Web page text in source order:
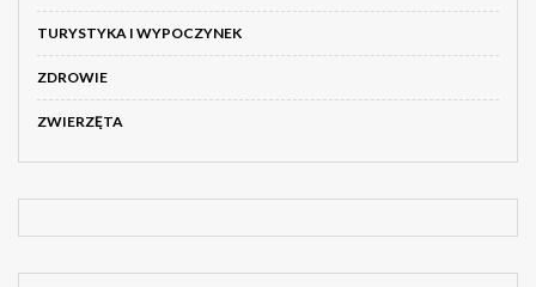
TURYSTYKA I WYPOCZYNEK
ZDROWIE
ZWIERZĘTA